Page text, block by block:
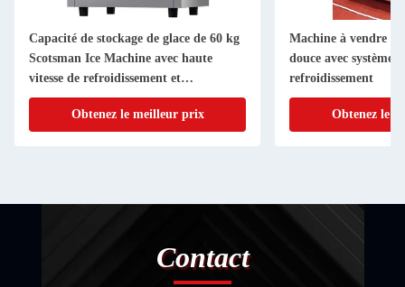
Capacité de stockage de glace de 60 kg
Scotsman Ice Machine avec haute
vitesse de refroidissement et
OEM/ODM
Obtenez le meilleur prix
Machine à vendre de
douce avec système
refroidissement
Obtenez le
Contact